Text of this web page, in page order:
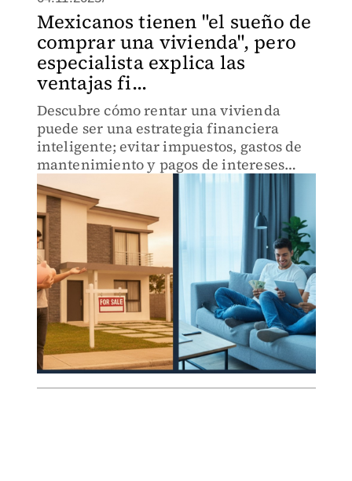
Mexicanos tienen "el sueño de
comprar una vivienda", pero
especialista explica las
ventajas fi...
Descubre cómo rentar una vivienda
puede ser una estrategia financiera
inteligente; evitar impuestos, gastos de
mantenimiento y pagos de intereses
iniciales.